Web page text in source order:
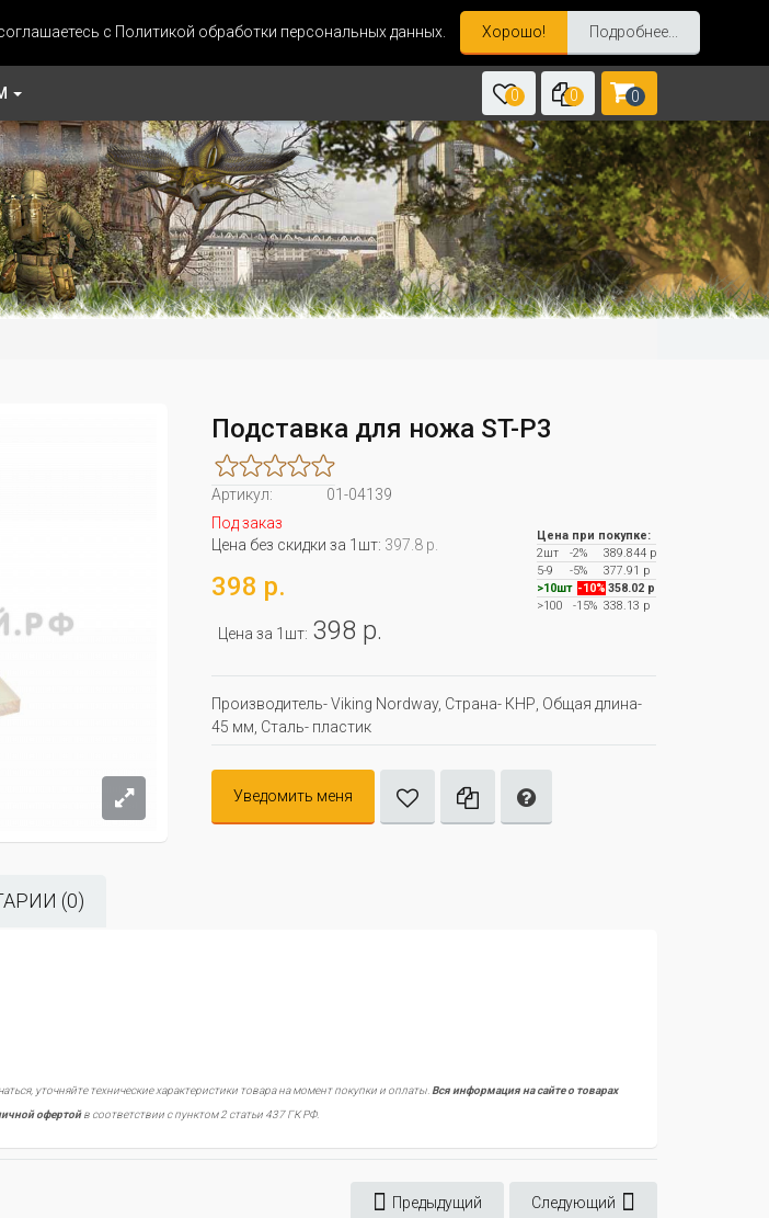
с Политикой обработки персональных данных. Хорошо! Подробнее...
0 0 0
Подставка для ножа ST-P3
Артикул:
01-04139
Под заказ
Цена без скидки за 1шт: 397.8 р.
398 р.
Цена за 1шт: 398 р.
Цена при покупке:
2шт
-2%
389.844 р
5-9
-5%
377.91 р
>10шт -10% 358.02 р
>100
-15%338.13 р
Производитель- Viking Nordway, Страна- КНР, Oбщая длина-
45 мм, Сталь- пластик
Уведомить меня
(0)
уточняйте технические характеристики товара на момент покупки и оплаты. Вся информация на сайте о товарах
офертойв соответствии с пунктом 2 статьи 437 ГК РФ.
Предыдущий Следующий